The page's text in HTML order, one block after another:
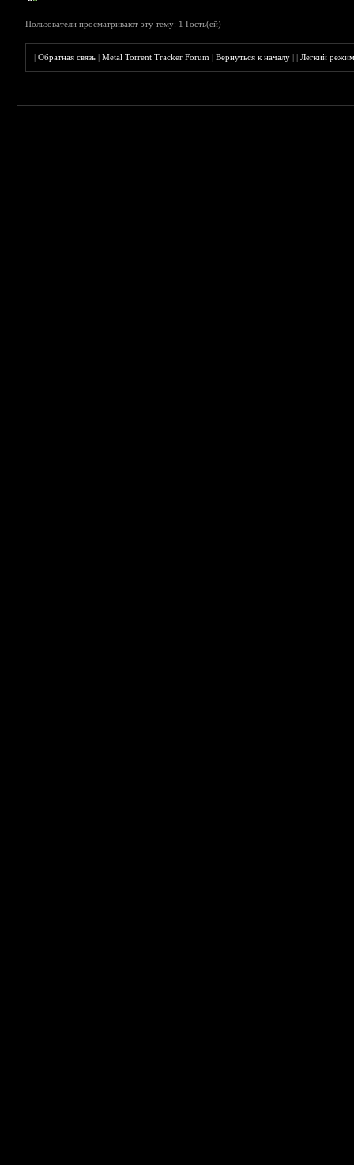
Пользователи просматривают эту тему: 1 Гость(ей)
|Обратная связь |Metal Torrent Tracker Forum |Вернуться к началу ||Лёгкий